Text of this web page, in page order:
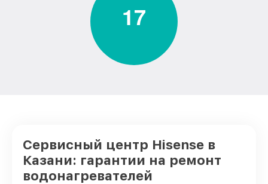
17
Сервисный центр Hisense в
Казани: гарантии на ремонт
водонагревателей